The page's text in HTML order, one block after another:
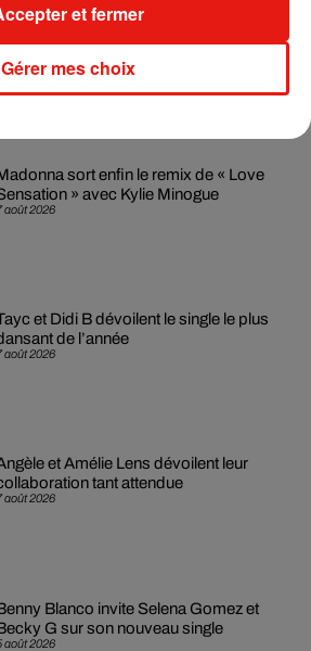
7 août 2026
Julien Lieb s’essaye à la vie de chatelain
son nouveau clip
août 2026
sort enfin le remix de « Love
» avec Kylie Minogue
août 2026
et Didi B dévoilent le single le plus
de l’année
août 2026
et Amélie Lens dévoilent leur
tant attendue
août 2026
Blanco invite Selena Gomez et
G sur son nouveau single
Gérer mes choix
et fermer